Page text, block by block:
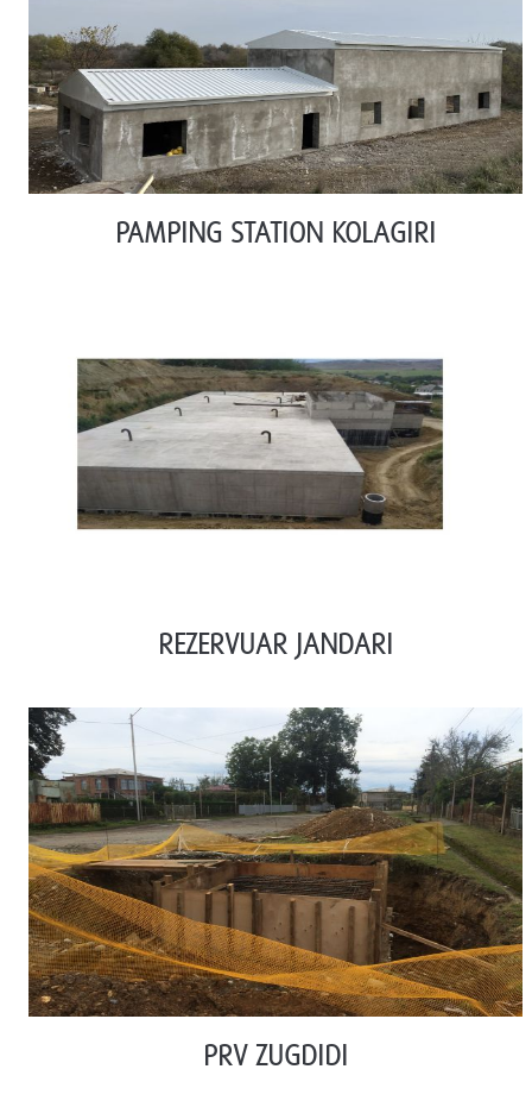
PAMPING STATION KOLAGIRI
REZERVUAR JANDARI
PRV ZUGDIDI